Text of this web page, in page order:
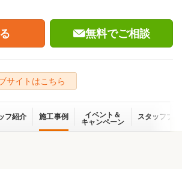
無料でご相談
サイトはこちら
フ紹介 施工事例
イベント＆
キャンペーン
スタッフブ